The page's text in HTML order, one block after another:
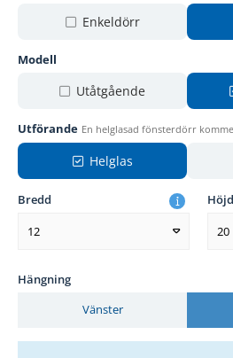
Enkeldörr
Modell
Utåtgående
Utförande En helglasad fönsterdörr
Helglas
Bredd
12
Höjd
20
Hängning
Vänster